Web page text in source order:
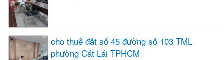
cho thuê đất số 45 đường số 103 TML
phường Cát Lái TPHCM